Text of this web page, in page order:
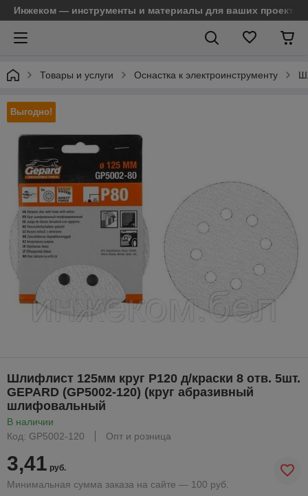
Инжеком — инструменты и материалы для ваших проектов
Товары и услуги Оснастка к электроинструменту
Выгодно!
Шлифлист 125мм круг Р120 д/краски 8 отв. 5шт.
GEPARD (GP5002-120) (круг абразивный
шлифовальный
В наличии
Код: GP5002-120
Опт и розница
3,41 руб.
Минимальная сумма заказа на сайте — 100 руб.